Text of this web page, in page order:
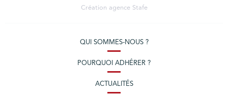
Création agence Stafe
QUI SOMMES-NOUS ?
POURQUOI ADHÉRER ?
ACTUALITÉS